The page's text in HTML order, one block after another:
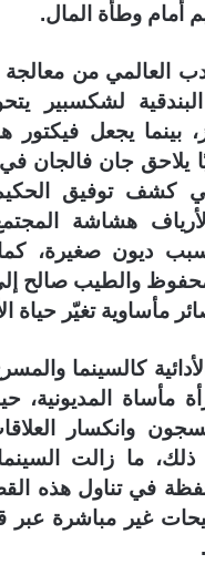
أمام وطأة المال.
العالمي من
لشكسبير
بينما يجعل
يلاحق جان فالجان
كشف توفيق
هشاشة
ديون صغيرة،
والطيب صالح إلى
مأساوية تغيّر حياة
كالسينما
مأساة المديونية،
وانكسار
ما زالت
في تناول هذه
غير مباشرة